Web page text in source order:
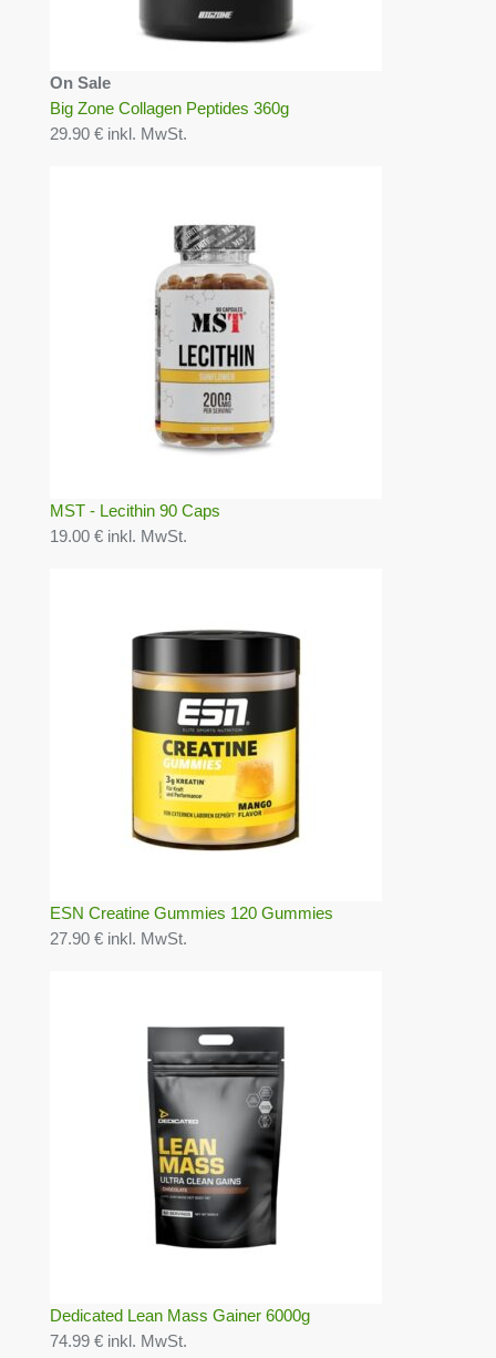
On Sale
Big Zone Collagen Peptides 360g
29.90 € inkl. MwSt.
MST - Lecithin 90 Caps
19.00 € inkl. MwSt.
ESN Creatine Gummies 120 Gummies
27.90 € inkl. MwSt.
Dedicated Lean Mass Gainer 6000g
74.99 € inkl. MwSt.